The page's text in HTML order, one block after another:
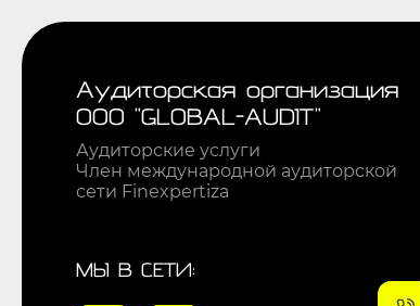
Аудиторская организация
ООО "GLOBAL-AUDIT"
Аудиторские услуги
Член международной аудиторской
сети Finexpertiza
МЫ В СЕТИ: